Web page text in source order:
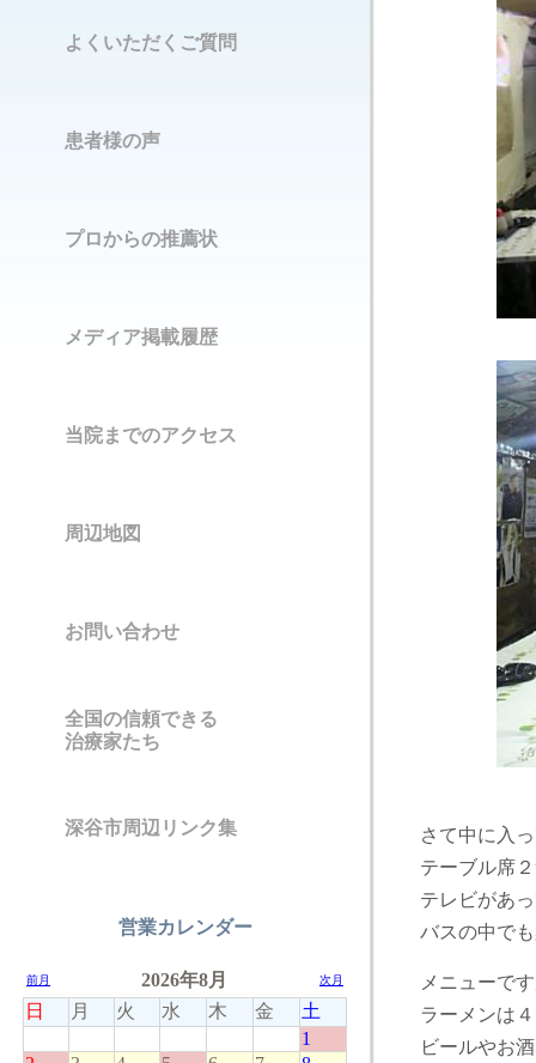
さて中に入
テーブル席
テレビがあ
バスの中で
メニューで
ラーメンは
ビールやお
よくいただくご質問
患者様の声
プロからの推薦状
メディア掲載履歴
当院までのアクセス
周辺地図
お問い合わせ
全国の信頼できる
治療家たち
深谷市周辺リンク集
営業カレンダー